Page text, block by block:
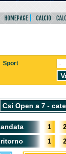
HOMEPAGE
CALCIO
Sport
Csi Open a 7 -
andata 1 2
ritorno 1 2